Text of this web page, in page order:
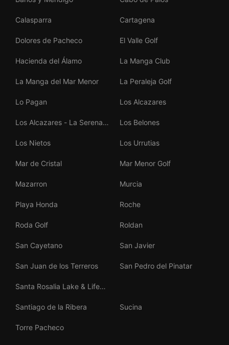
Calasparra Cartagena
Dolores de Pacheco El Valle Golf
Hacienda del Álamo La Manga Club
La Manga del Mar Menor La Peraleja Golf
Lo Pagan Los Alcazares
Los Alcazares - La Serena
Los Belones
Los Nietos Los Urrutias
Mar de Cristal Mar Menor Golf
Mazarron Murcia
Playa Honda Roche
Roda Golf Roldan
San Cayetano San Javier
San Juan de los Terreros San Pedro del Pinatar
Santa Rosalia Lake & Life
Santiago de la Ribera
Sucina
Torre Pacheco